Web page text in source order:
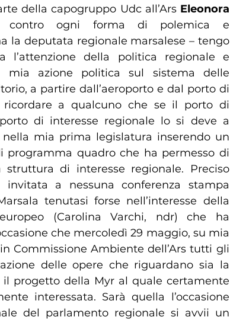
della capogruppo Udc all’Ars Eleonora
ogni forma di polemica e
la deputata regionale marsalese – tengo
l’attenzione della politica regionale e
mia azione politica sul sistema delle
a partire dall’aeroporto e dal porto di
ricordare a qualcuno che se il porto di
di interesse regionale lo si deve a
mia prima legislatura inserendo un
programma quadro che ha permesso di
di interesse regionale. Preciso
a nessuna conferenza stampa
tenutasi forse nell’interesse della
(Carolina Varchi, ndr) che ha
che mercoledì 29 maggio, su mia
Commissione Ambiente dell’Ars tutti gli
delle opere che riguardano sia la
progetto della Myr al quale certamente
interessata. Sarà quella l’occasione
del parlamento regionale si avvii un